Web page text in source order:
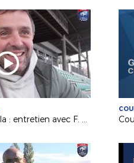
Coupe Gambardella : entretien avec F. Da Rocha (USJA Carquefou)